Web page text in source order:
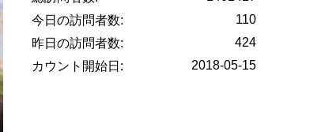
110
今日の訪問者数:
424
昨日の訪問者数:
2018-05-15
カウント開始日: